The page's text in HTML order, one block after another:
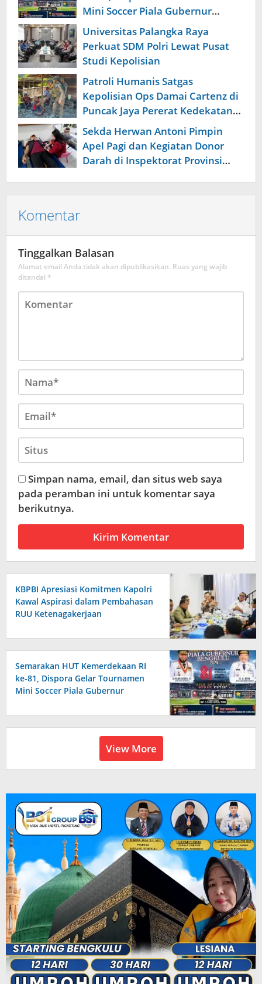
Mini Soccer Piala Gubernur
Bengkulu
Universitas Palangka Raya
Perkuat SDM Polri Lewat Pusat
Studi Kepolisian
Patroli Humanis Satgas
Kepolisian Ops Damai Cartenz di
Puncak Jaya Pererat Kedekatan
dengan Masyarakat
Sekda Herwan Antoni Pimpin
Apel Pagi dan Kegiatan Donor
Darah di Inspektorat Provinsi
Komentar
Tinggalkan Balasan
Alamat email Anda tidak akan dipublikasikan. Ruas yang wajib
ditandai *
Simpan nama, email, dan situs web saya
pada peramban ini untuk komentar saya
berikutnya.
KBPBI Apresiasi Komitmen Kapolri
Kawal Aspirasi dalam Pembahasan
RUU Ketenagakerjaan
Semarakan HUT Kemerdekaan RI
ke-81, Dispora Gelar Tournamen
Mini Soccer Piala Gubernur
View More